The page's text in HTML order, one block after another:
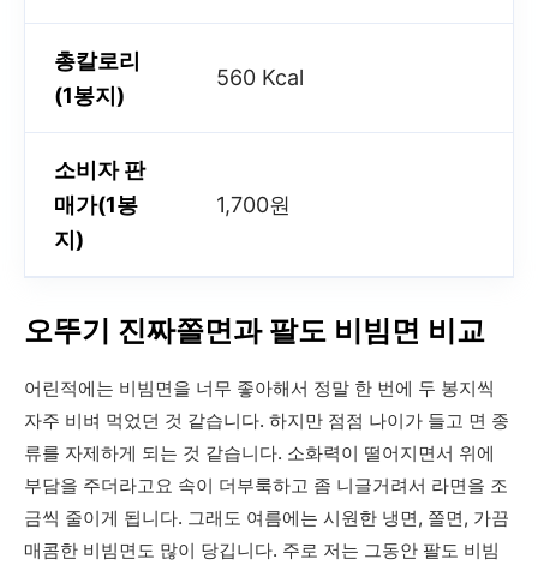
총칼로리
(1봉지)
560 Kcal
소비자 판
매가(1봉
지)
1,700원
오뚜기 진짜쫄면과 팔도 비빔면 비교
어린적에는 비빔면을 너무 좋아해서 정말 한 번에 두 봉지씩
자주 비벼 먹었던 것 같습니다. 하지만 점점 나이가 들고 면 종
류를 자제하게 되는 것 같습니다. 소화력이 떨어지면서 위에
부담을 주더라고요 속이 더부룩하고 좀 니글거려서 라면을 조
금씩 줄이게 됩니다. 그래도 여름에는 시원한 냉면, 쫄면, 가끔
매콤한 비빔면도 많이 당깁니다. 주로 저는 그동안 팔도 비빔